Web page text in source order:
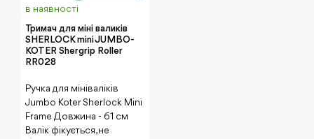
в наявності
Тримач для міні валиків
SHERLOCK mini JUMBO-
KOTER Shergrip Roller
RR028
Ручка для мініваліків
Jumbo Koter Sherlock Mini
Frame Довжина - 61 см
Валік фікується, не